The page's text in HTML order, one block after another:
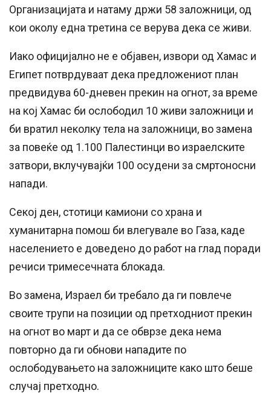
Организацијата и натаму држи 58 заложници, од
кои околу една третина се верува дека се живи.
Иако официјално не е објавен, извори од Хамас и
Египет потврдуваат дека предложениот план
предвидува 60-дневен прекин на огнот, за време
на кој Хамас би ослободил 10 живи заложници и
би вратил неколку тела на заложници, во замена
за повеќе од 1.100 Палестинци во израелските
затвори, вклучувајќи 100 осудени за смртоносни
напади.
Секој ден, стотици камиони со храна и
хуманитарна помош би влегувале во Газа, каде
населението е доведено до работ на глад поради
речиси тримесечната блокада.
Во замена, Израел би требало да ги повлече
своите трупи на позиции од претходниот прекин
на огнот во март и да се обврзе дека нема
повторно да ги обнови нападите по
ослободувањето на заложниците како што беше
случај претходно.